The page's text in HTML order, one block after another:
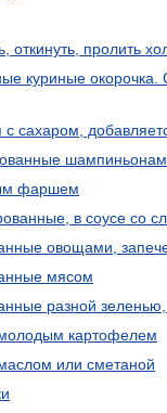
откинуть, пролить
куриные окорочка.
сахаром,
фаршем
в соусе со
овощами,
мясом
разной зеленью,
картофелем
или сметаной